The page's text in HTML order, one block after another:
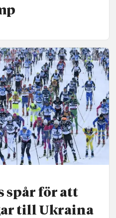
spår för att
till Ukraina